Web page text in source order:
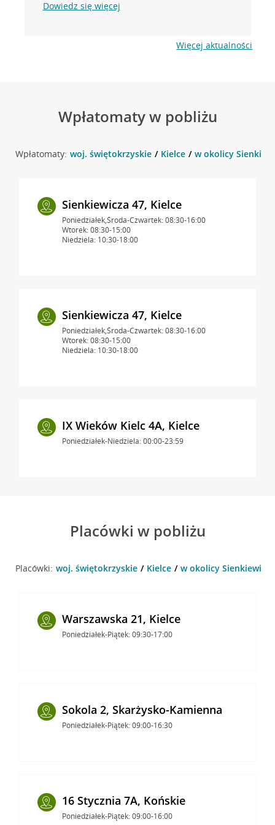
Dowiedz się więcej
Więcej aktualności
Wpłatomaty w pobliżu
Wpłatomaty: woj. świętokrzyskie Kielce w okolicy
Sienkiewicza 47, Kielce
Poniedziałek,Środa-Czwartek: 08:30-16:00
Wtorek: 08:30-15:00
Niedziela: 10:30-18:00
Sienkiewicza 47, Kielce
Poniedziałek,Środa-Czwartek: 08:30-16:00
Wtorek: 08:30-15:00
Niedziela: 10:30-18:00
IX Wieków Kielc 4A, Kielce
Poniedziałek-Niedziela: 00:00-23:59
Placówki w pobliżu
Placówki: woj. świętokrzyskie Kielce w okolicy
Warszawska 21, Kielce
Poniedziałek-Piątek: 09:30-17:00
Sokola 2, Skarżysko-Kamienna
Poniedziałek-Piątek: 09:00-16:30
16 Stycznia 7A, Końskie
Poniedziałek-Piątek: 09:00-16:00